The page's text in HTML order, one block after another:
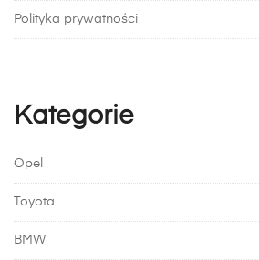
Polityka prywatności
Kategorie
Opel
Toyota
BMW